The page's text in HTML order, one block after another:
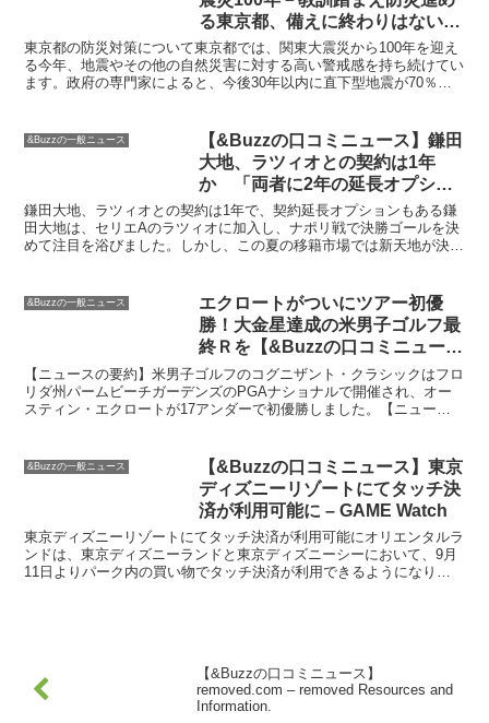
る東京都、備えに終わりはない –
Bloomberg
東京都の防災対策について東京都では、関東大震災から100年を迎え
る今年、地震やその他の自然災害に対する高い警戒感を持ち続けてい
ます。政府の専門家によると、今後30年以内に直下型地震が70％の
&Buzzの一般ニュース
【&Buzzの口コミニュース】鎌田
大地、ラツィオとの契約は1年
か 「両者に2年の延長オプショ
ン」と現地紙が“裏側”を報じる
鎌田大地、ラツィオとの契約は1年で、契約延長オプションもある鎌
田大地は、セリエAのラツィオに加入し、ナポリ戦で決勝ゴールを決
めて注目を浴びました。しかし、この夏の移籍市場では新天地が決ま
&Buzzの一般ニュース
エクロートがついにツアー初優
勝！大金星達成の米男子ゴルフ最
終Ｒを【&Buzzの口コミニュー
ス】
【ニュースの要約】米男子ゴルフのコグニザント・クラシックはフロ
リダ州パームビーチガーデンズのPGAナショナルで開催され、オー
スティン・エクロートが17アンダーで初優勝しました。【ニュース
&Buzzの一般ニュース
【&Buzzの口コミニュース】東京
ディズニーリゾートにてタッチ決
済が利用可能に – GAME Watch
東京ディズニーリゾートにてタッチ決済が利用可能にオリエンタルラ
ンドは、東京ディズニーランドと東京ディズニーシーにおいて、9月
11日よりパーク内の買い物でタッチ決済が利用できるようになりま
【&Buzzの口コミニュース】
removed.com – removed Resources and
Information.